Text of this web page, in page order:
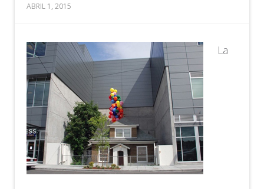
ABRIL 1, 2015
La